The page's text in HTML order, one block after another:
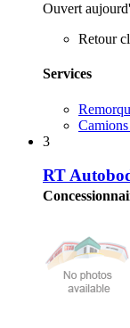
Ouvert
Retour
Services
3
RT